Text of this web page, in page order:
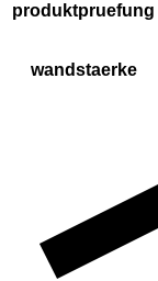
produktpruefung
wandstaerke